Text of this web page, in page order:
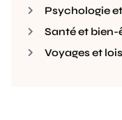
Psychologie
Santé et bien-
Voyages et